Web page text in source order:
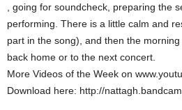
, going for soundcheck, preparing the
performing. There is a little calm and
part in the song), and then the
back home or to the next concert.
More Videos of the Week on
Download here: http://